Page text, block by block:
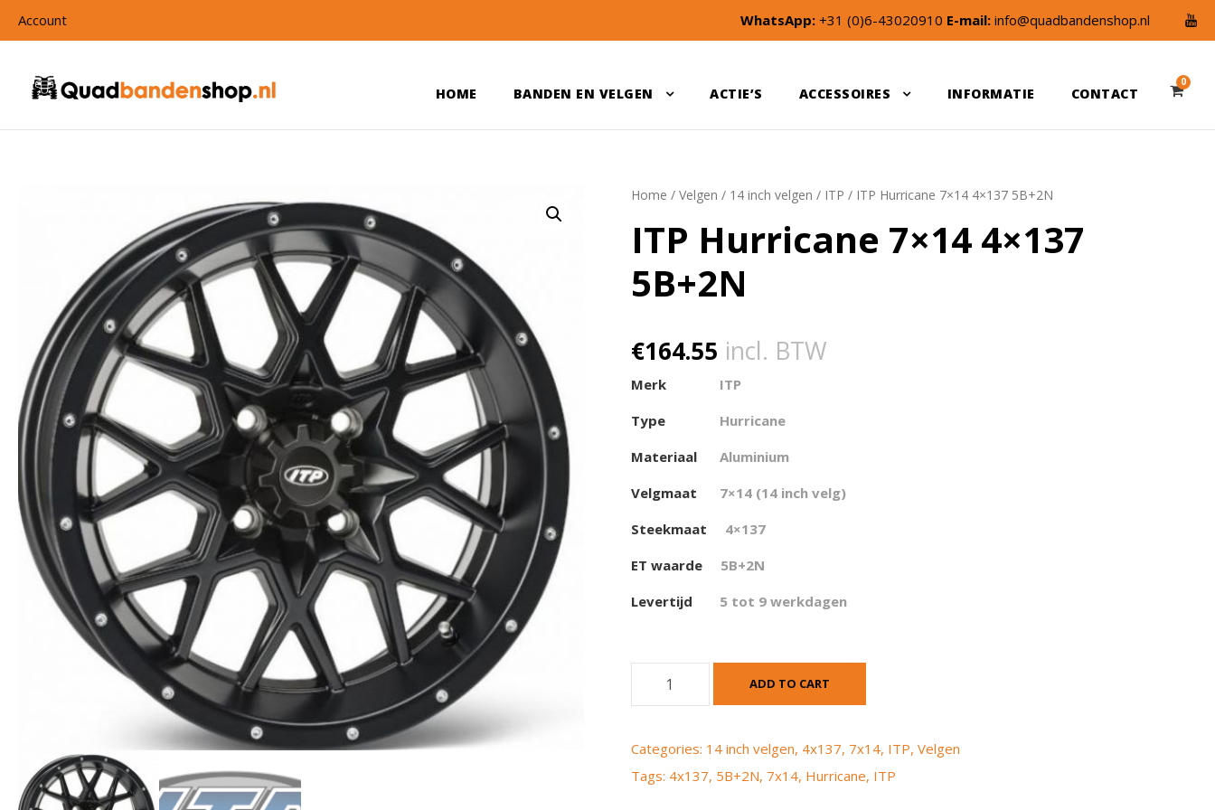
Account WhatsApp: +31 (0)6-43020910 E-mail: info@quadbandenshop.nl
HOME BANDEN EN VELGEN ACTIE’S ACCESSOIRES INFORMATIE CONTACT
0
Home /Velgen / 14 inch velgen / ITP / ITP Hurricane 7×14 4×137 5B+2N
ITP Hurricane 7×14 4×137
5B+2N
€164.55 incl. BTW
Merk
ITP
Type
Hurricane
Materiaal
Aluminium
Velgmaat
7×14 (14 inch velg)
Steekmaat
4×137
ET waarde
5B+2N
Levertijd
5 tot 9 werkdagen
H
r
ADD TO CART
Categories: 14 inch velgen, 4x137, 7x14, ITP,Velgen
Tags: 4x137, 5B+2N, 7x14, Hurricane, ITP